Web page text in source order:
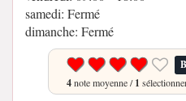
samedi: Fermé
dimanche: Fermé
4note moyenne /1